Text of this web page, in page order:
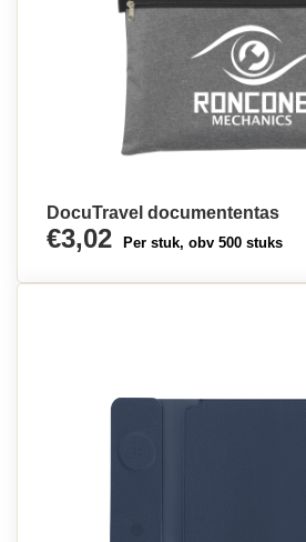
DocuTravel documententas
€3,02 Per stuk, obv 500 stuks